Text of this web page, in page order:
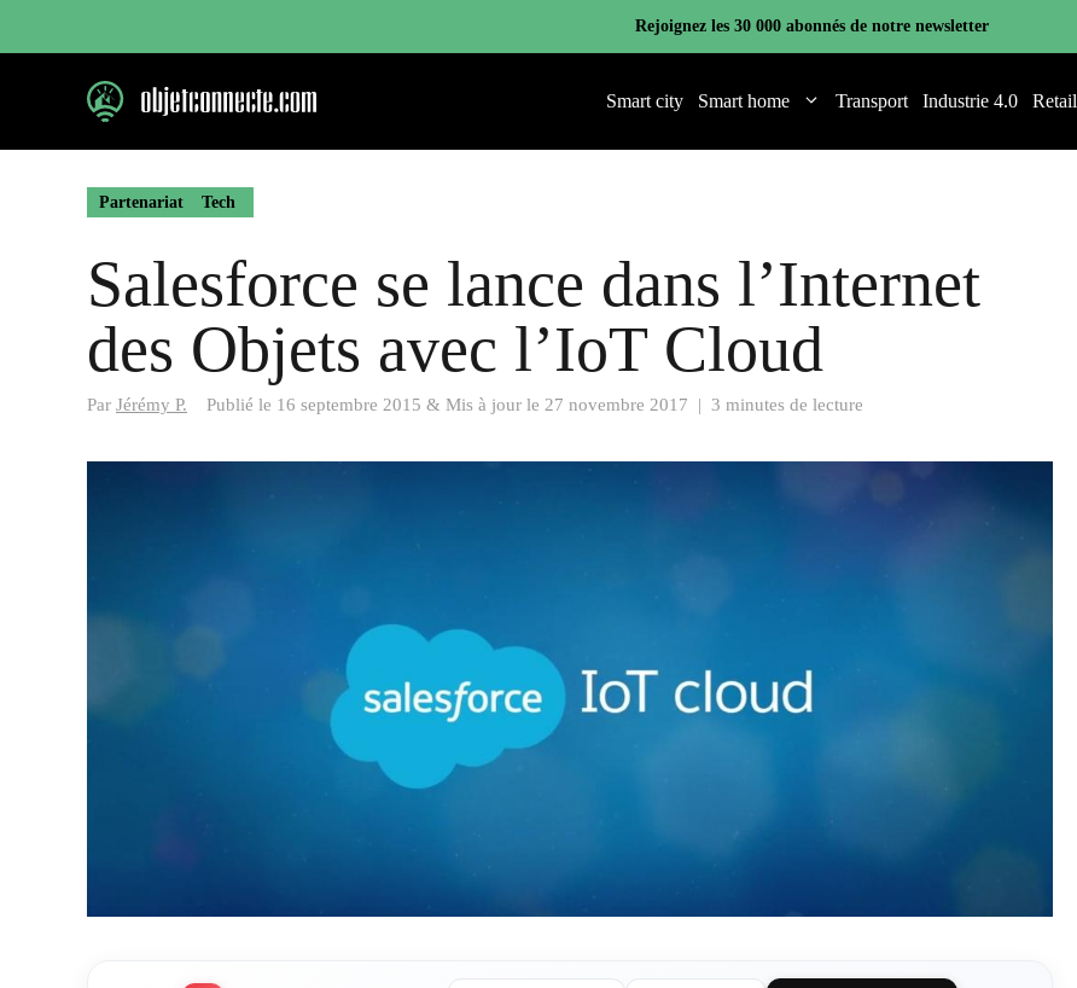
Rejoignez les 30 000 abonnés de notre newsletter
Smart city Smart home Transport Industrie 4.0 Retail
Partenariat Tech
Salesforce se lance dans l’Internet
des Objets avec l’IoT Cloud
Par Jérémy P. Publié le 16 septembre 2015 & Mis à jour le 27 novembre 2017 | 3 minutes de lecture